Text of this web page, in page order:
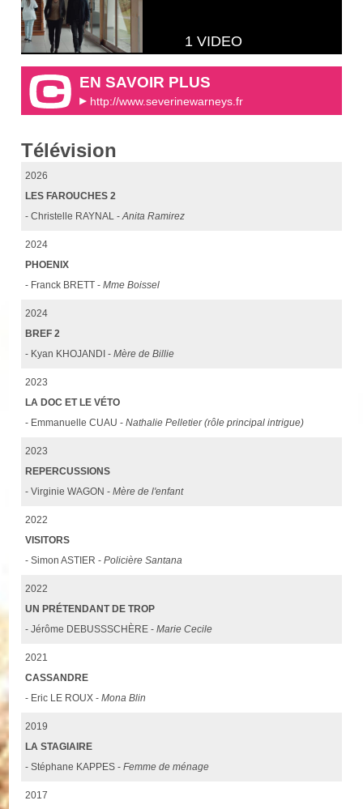
1 VIDEO
EN SAVOIR PLUS
http://www.severinewarneys.fr
Télévision
2026
LES FAROUCHES 2
- Christelle RAYNAL -Anita Ramirez
2024
PHOENIX
- Franck BRETT -Mme Boissel
2024
BREF 2
- Kyan KHOJANDI -Mère de Billie
2023
LA DOC ET LE VÉTO
- Emmanuelle CUAU -Nathalie Pelletier (rôle principal intrigue)
2023
REPERCUSSIONS
- Virginie WAGON -Mère de l'enfant
2022
VISITORS
- Simon ASTIER -Policière Santana
2022
UN PRÉTENDANT DE TROP
- Jérôme DEBUSSSCHÈRE -Marie Cecile
2021
CASSANDRE
- Eric LE ROUX -Mona Blin
2019
LA STAGIAIRE
- Stéphane KAPPES -Femme de ménage
2017